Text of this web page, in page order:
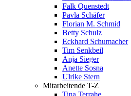
Falk Quenstedt
Pavla Schäfer
Florian M. Schmid
Betty Schulz
Eckhard Schumacher
Tim Senkbeil
Anja Sieger
Anette Sosna
Ulrike Stern
Mitarbeitende T-Z
Tina Terrahe